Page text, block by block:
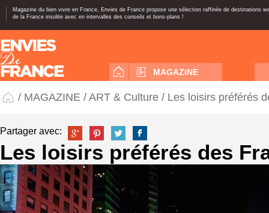
Magazine du bien vivre en France, Envies de France propose une sélection raffinée de destinations
de la France insolite avec en intervalles des conseils et bons-plans !
MAGAZINE
/ MAGAZINE / ART & Culture / Les loisirs préférés
Partager avec:
Les loisirs préférés des